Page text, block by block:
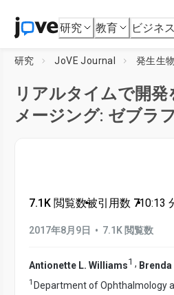
研究 教育 ビジネス
研究 JoVE Journal 発生生
リアルタイムで開
メージング: ゼブラ
7.1K 閲覧数•被引用数 7•10:13
2017年8月9日 • 7.1K 閲覧数
Antionette L. Williams1 ,
1 Department of Ophthalmology